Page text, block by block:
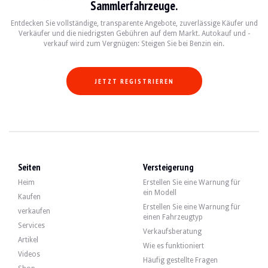
0320 Auslassung der Abkürzung
03AG Rückfahrkamera
03AT Dachreling aus satiniertem Aluminium
03L8 Außeneinheit aus satiniertem Aluminium
0431 Innenspiegel abblendbar automat.
0488 Lendenwirbelstütze Fahrer und Beifahrer
0534 Automatische Klimaanlage
0563 Beleuchtungsset
05A1 LED-Nebelscheinwerfer
05AC Fernlichtassistent
05AS Fahrassistent
05DC Faltbare hintere Kopfstütze
05DF Aktive Geschwindigkeitsregelung + Stop&Go-Funktion
0609 Navigationssystem Professional
Sammlerfahrzeuge.
Entdecken Sie vollständige, transparente Angebote, zuverlässige Käufer und
Verkäufer und die niedrigsten Gebühren auf dem Markt. Autokauf und -
verkauf wird zum Vergnügen: Steigen Sie bei Benzin ein.
JETZT REGISTRIEREN
Seiten
Heim
Kaufen
verkaufen
Services
Artikel
Videos
Versteigerung
Erstellen Sie eine Warnung für
ein Modell
Erstellen Sie eine Warnung für
einen Fahrzeugtyp
Verkaufsberatung
Wie es funktioniert
Häufig gestellte Fragen